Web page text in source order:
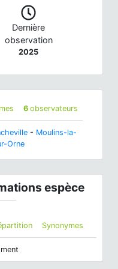
Dernière
observation
2025
6 observateurs
- Moulins-la-
Orne
espèce
Synonymes